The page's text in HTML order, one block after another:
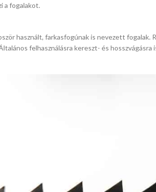
a fogalakot.
használt, farkasfogúnak is nevezett fogalak.
felhasználásra kereszt- és